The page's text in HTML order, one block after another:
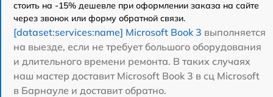
стоить на -15% дешевле при оформлении заказа на сайте
через звонок или форму обратной связи.
[dataset:services:name] Microsoft Book 3 выполняется
на выезде, если не требует большого оборудования
и длительного времени ремонта. В таких случаях
наш мастер доставит Microsoft Book 3 в сц Microsoft
в Барнауле и доставит обратно.